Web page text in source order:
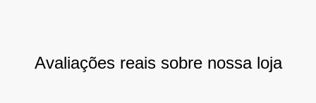
Avaliações reais sobre nossa loja